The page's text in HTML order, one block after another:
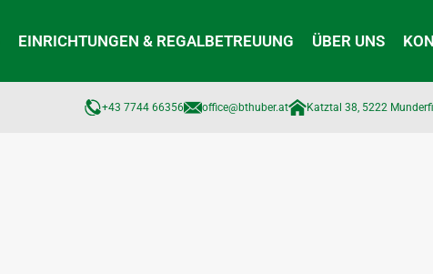
EINRICHTUNGEN & REGALBETREUUNG ÜBER UNS
+43 7744 66356 office@bthuber.at​ Katztal 38, 5222